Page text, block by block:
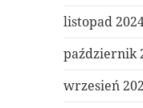
listopad
październik
wrzesień